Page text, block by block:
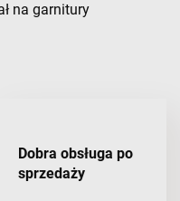
na garnitury
Dobra obsługa po
sprzedaży